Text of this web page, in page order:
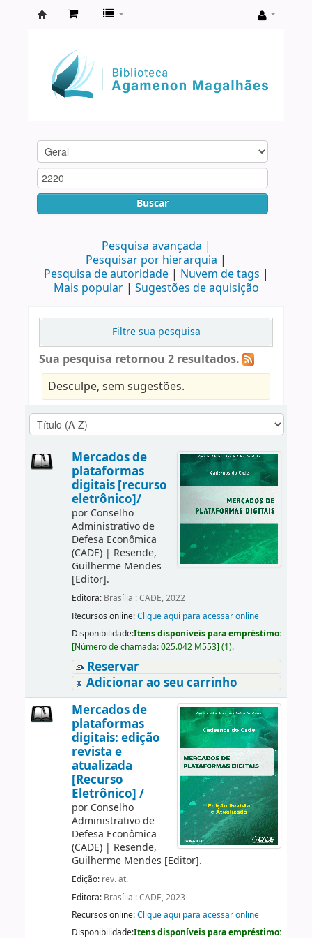
Agamenon
Magalhães
Buscar
Pesquisa avançada
Pesquisar por hierarquia
Pesquisa de autoridade
Nuvem de tags
Mais popular
Sugestões de aquisição
Filtre sua pesquisa
Sua pesquisa retornou 2 resultados.
Desculpe, sem sugestões.
Mercados de
plataformas
digitais [recurso
eletrônico]/
por Conselho
Administrativo de
Defesa Econômica
(CADE)| Resende,
Guilherme Mendes
[Editor].
Editora: Brasília : CADE, 2022
Recursos online:Clique aqui para acessar online
Disponibilidade:Itens disponíveis para empréstimo:
[Número de chamada:025.042 M553] (1).
Reservar
Adicionar ao seu carrinho
Mercados de
plataformas
digitais: edição
revista e
atualizada
[Recurso
Eletrônico] /
por Conselho
Administrativo de
Defesa Econômica
(CADE)| Resende,
Guilherme Mendes [Editor].
Edição: rev. at.
Editora: Brasília : CADE, 2023
Recursos online:Clique aqui para acessar online
Disponibilidade:Itens disponíveis para empréstimo: